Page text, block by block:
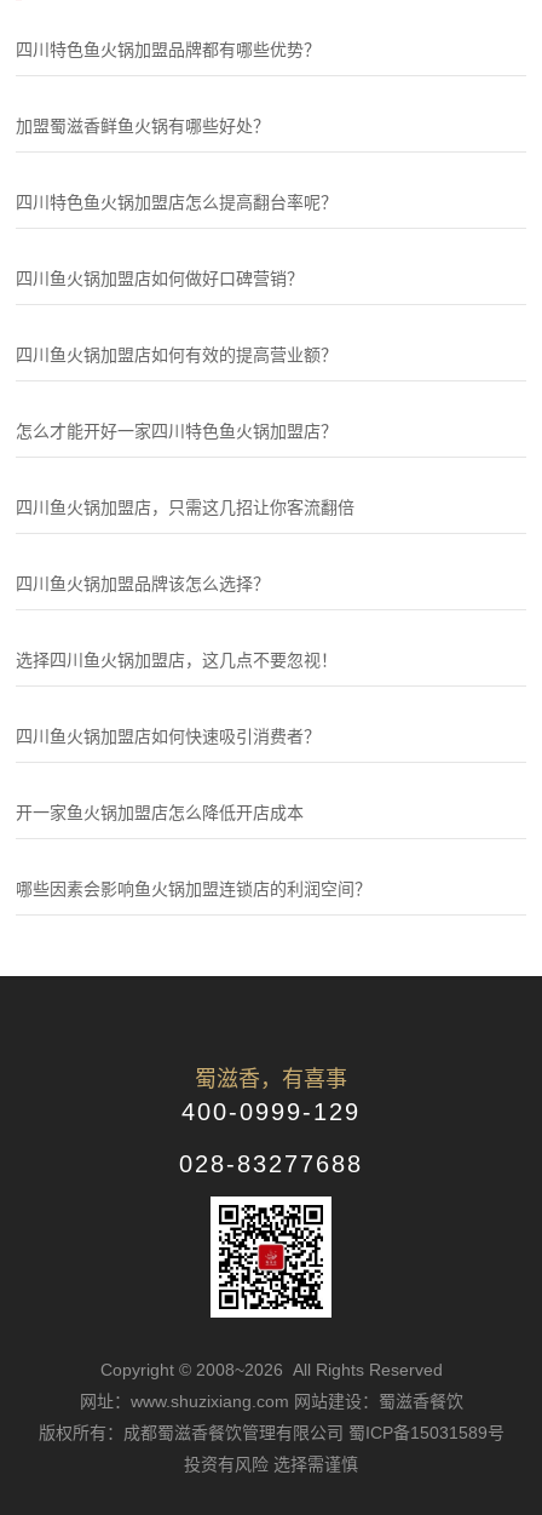
四川特色鱼火锅加盟品牌都有哪些优势？
加盟蜀滋香鲜鱼火锅有哪些好处？
四川特色鱼火锅加盟店怎么提高翻台率呢？
四川鱼火锅加盟店如何做好口碑营销？
四川鱼火锅加盟店如何有效的提高营业额？
怎么才能开好一家四川特色鱼火锅加盟店？
四川鱼火锅加盟店，只需这几招让你客流翻倍
四川鱼火锅加盟品牌该怎么选择？
选择四川鱼火锅加盟店，这几点不要忽视！
四川鱼火锅加盟店如何快速吸引消费者？
开一家鱼火锅加盟店怎么降低开店成本
哪些因素会影响鱼火锅加盟连锁店的利润空间？
蜀滋香，有喜事
400-0999-129
028-83277688
Copyright © 2008~2026 All Rights Reserved
网址：www.shuzixiang.com 网站建设：蜀滋香餐饮
版权所有：成都蜀滋香餐饮管理有限公司 蜀ICP备15031589号
投资有风险 选择需谨慎